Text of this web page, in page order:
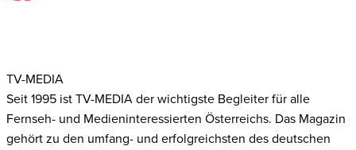
TV-MEDIA
Seit 1995 ist TV-MEDIA der wichtigste Begleiter für alle
Fernseh- und Medieninteressierten Österreichs. Das Magazin
gehört zu den umfang- und erfolgreichsten des deutschen